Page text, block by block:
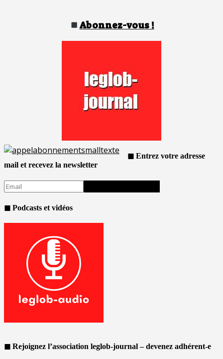
Abonnez-vous !
◼ Entrez votre adresse
mail et recevez la newsletter
◼ Podcasts et vidéos
◼ Rejoignez l’association leglob-journal – devenez adhérent-e